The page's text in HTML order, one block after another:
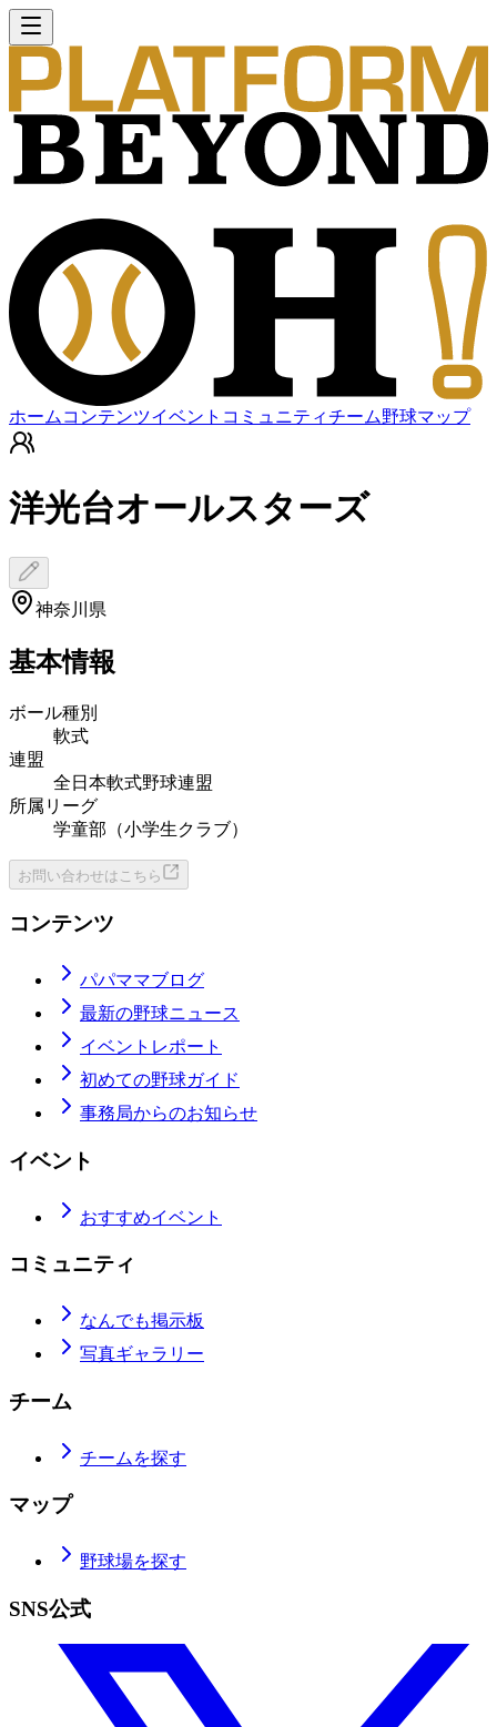
ホーム コンテンツイベント コミュニティチーム野球マップ
洋光台オールスターズ
神奈川県
基本情報
ボール種別
軟式
連盟
全日本軟式野球連盟
所属リーグ
学童部（小学生クラブ）
お問い合わせはこちら
コンテンツ
パパママブログ
最新の野球ニュース
イベントレポート
初めての野球ガイド
事務局からのお知らせ
イベント
おすすめイベント
コミュニティ
なんでも掲示板
写真ギャラリー
チーム
チームを探す
マップ
野球場を探す
SNS公式